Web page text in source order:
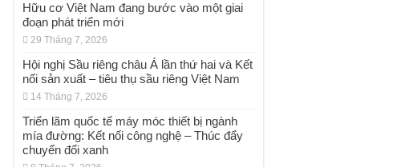
Hữu cơ Việt Nam đang bước vào một giai
đoạn phát triển mới
29 Tháng 7, 2026
Hội nghị Sầu riêng châu Á lần thứ hai và Kết
nối sản xuất – tiêu thụ sầu riêng Việt Nam
14 Tháng 7, 2026
Triển lãm quốc tế máy móc thiết bị ngành
mía đường: Kết nối công nghệ – Thúc đẩy
chuyển đổi xanh